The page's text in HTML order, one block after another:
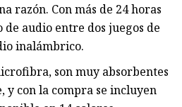
razón. Con más de 24 horas
audio entre dos juegos de
inalámbrico.
son muy absorbentes
y con la compra se incluyen